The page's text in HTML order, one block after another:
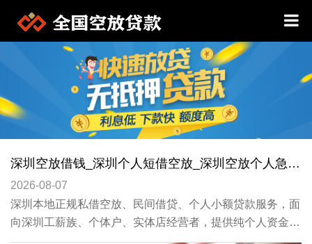
深圳空放借钱_深圳个人短借空放_深圳空放个人急需用钱周转
2026-08-07
深圳本地正规私借空放、民间借贷、个人小额贷款服务，面
向深圳工薪族、个体户、实体店经营者，提供纯个人资金周
转方案，门槛宽松、不苛刻大数据征信、无需复杂抵押。涵